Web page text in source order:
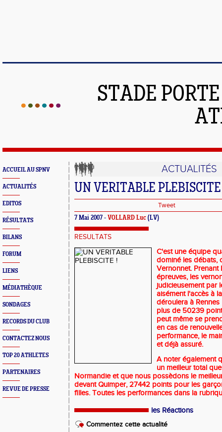
STADE
ACCUEIL AU SPNV
ACTUALITÉS
EDITOS
RÉSULTATS
BILANS
FORUM
LIENS
MÉDIATHÈQUE
SONDAGES
RECORDS DU CLUB
CONTACTEZ NOUS
TOP 20 ATHLETES
PARTENAIRES
REVUE DE PRESSE
ACTUALITÉS
UN VERITABLE
Tweet
7 Mai 2007 - VOLLARD Luc (LV)
RESULTATS
C'est une équipe
dominé les débats,
Vernonnet. Prenant
épreuves, les
judicieusement par
aisément l'accès à
déroulera à
plus de 50239
peut même se
en cas de
performance, le
et déjà assuré.
A noter également
un meilleur total
Normandie et que nous possèdons le
devant Quimper, 27442 points pour les
filles. Toutes les performances dans la
les Réactions
Commentez cette actualité